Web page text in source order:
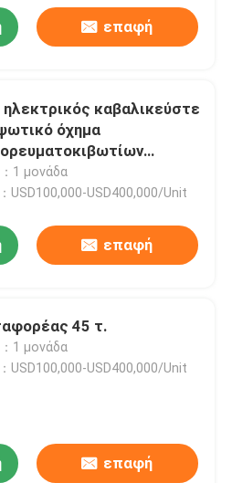
επαφή
καβαλικεύστε
όχημα
το κόκκινο για τα
μεγέθους βαριά
1 μονάδα
USD100,000-USD400,000/Unit
επαφή
45 τ.
1 μονάδα
USD100,000-USD400,000/Unit
επαφή
Ο βαρύς ανυψωτικός κινητός γερανός ατσάλινων σκελετών 60T προκατασκεύασε το σκυρόδεμα καβαλικεύει το μεταφορέα